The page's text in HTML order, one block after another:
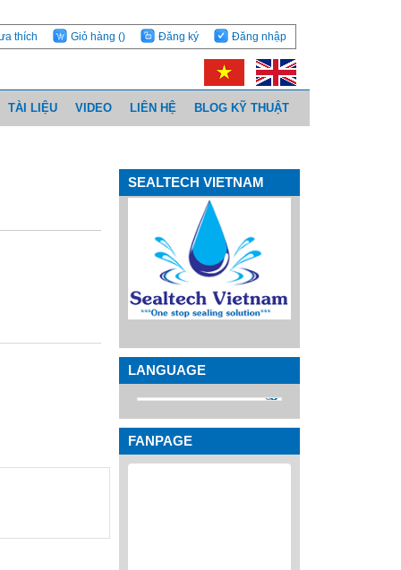
thích Giỏ hàng () Đăng ký Đăng nhập
TÀI LIỆU VIDEO LIÊN HỆ BLOG KỸ THUẬT
SEALTECH VIETNAM
LANGUAGE
FANPAGE